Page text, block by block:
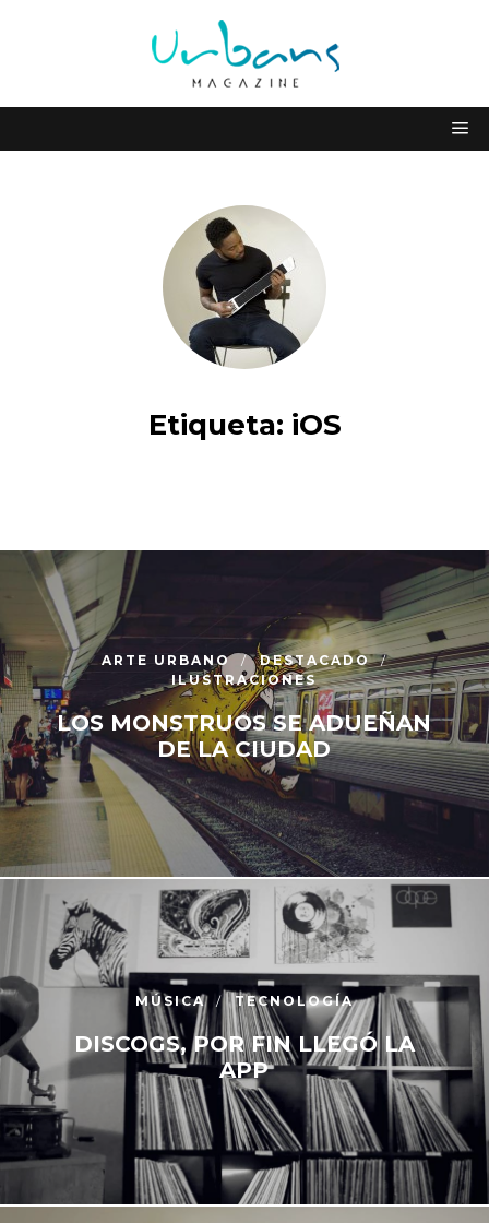
Etiqueta: iOS
ARTE URBANO
DESTACADO
ILUSTRACIONES
LOS MONSTRUOS SE ADUEÑAN
DE LA CIUDAD
MÚSICA TECNOLOGÍA
DISCOGS, POR FIN LLEGÓ LA
APP